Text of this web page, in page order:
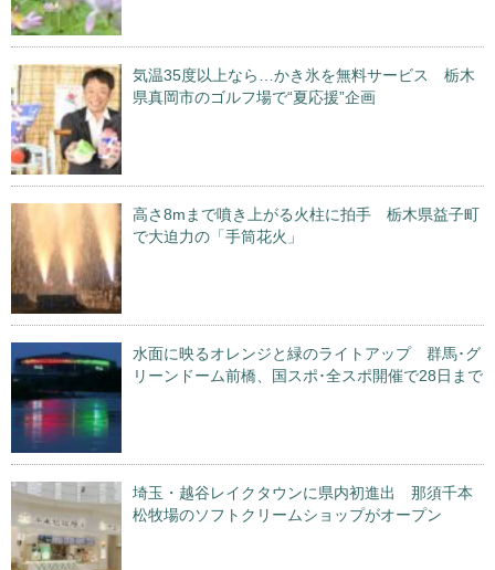
気温35度以上なら…かき氷を無料サービス 栃木
県真岡市のゴルフ場で“夏応援”企画
高さ8mまで噴き上がる火柱に拍手 栃木県益子町
で大迫力の「手筒花火」
水面に映るオレンジと緑のライトアップ 群馬･グ
リーンドーム前橋、国スポ･全スポ開催で28日まで
埼玉・越谷レイクタウンに県内初進出 那須千本
松牧場のソフトクリームショップがオープン